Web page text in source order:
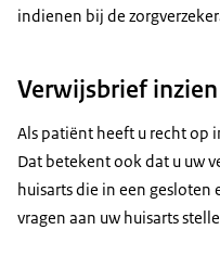
indienen bij de
Verwijsbrief inzien
Als patiënt heeft u recht op
Dat betekent ook dat u uw
huisarts die in een
vragen aan uw huisarts